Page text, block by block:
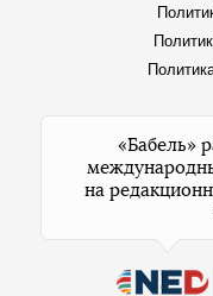
«Бабель»
на